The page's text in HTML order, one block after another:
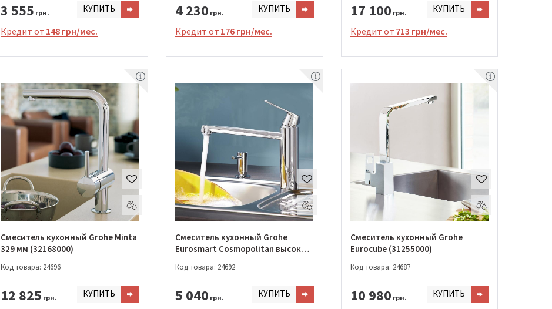
3 555 грн. КУПИТЬ
Кредит от 148 грн/мес.
4 230 грн. КУПИТЬ
Кредит от 176 грн/мес.
17 100 грн. КУПИТЬ
Кредит от 713 грн/мес.
Смеситель кухонный Grohe Minta
329 мм (32168000)
Код товара: 24696
12 825 грн. КУПИТЬ
Смеситель кухонный Grohe
Eurosmart Cosmopolitan высокий
(30193000)
Код товара: 24692
5 040 грн. КУПИТЬ
Смеситель кухонный Grohe
Eurocube (31255000)
Код товара: 24687
10 980 грн. КУПИТЬ